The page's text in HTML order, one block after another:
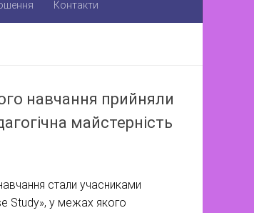
Контакти
навчання прийняли
майстерність
стали учасниками
Study», у межах якого